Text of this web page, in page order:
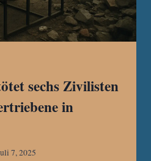
sechs Zivilisten
in
7, 2025